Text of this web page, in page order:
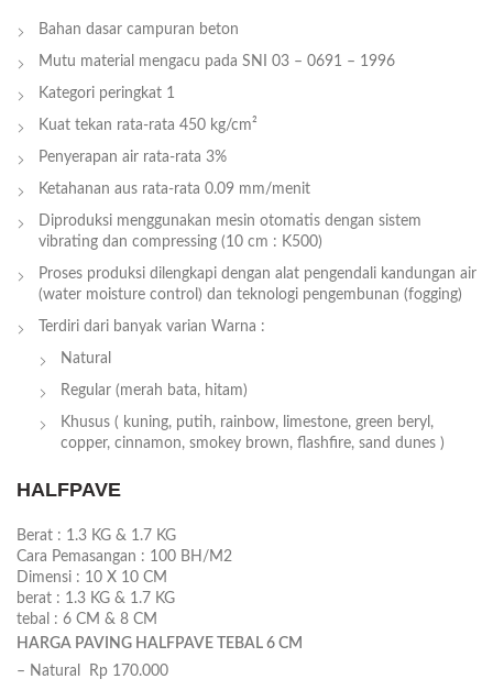
Bahan dasar campuran beton
Mutu material mengacu pada SNI 03 – 0691 – 1996
Kategori peringkat 1
Kuat tekan rata-rata 450 kg/cm²
Penyerapan air rata-rata 3%
Ketahanan aus rata-rata 0.09 mm/menit
Diproduksi menggunakan mesin otomatis dengan sistem
vibrating dan compressing (10 cm : K500)
Proses produksi dilengkapi dengan alat pengendali kandungan air
(water moisture control) dan teknologi pengembunan (fogging)
Terdiri dari banyak varian Warna :
Natural
Regular (merah bata, hitam)
Khusus ( kuning, putih, rainbow, limestone, green beryl,
copper, cinnamon, smokey brown, flashfire, sand dunes )
HALFPAVE
Berat : 1.3 KG & 1.7 KG
Cara Pemasangan : 100 BH/M2
Dimensi : 10 X 10 CM
berat : 1.3 KG & 1.7 KG
tebal : 6 CM & 8 CM
HARGA PAVING HALFPAVE TEBAL 6 CM
– Natural Rp 170.000